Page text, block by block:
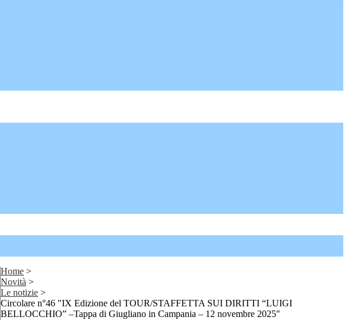
Home >
Novità >
Le notizie >
Circolare n°46 "IX Edizione del TOUR/STAFFETTA SUI DIRITTI “LUIGI
BELLOCCHIO” –Tappa di Giugliano in Campania – 12 novembre 2025"